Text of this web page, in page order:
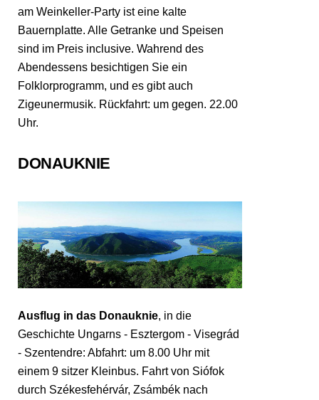
am Weinkeller-Party ist eine kalte
Bauernplatte. Alle Getranke und Speisen
sind im Preis inclusive. Wahrend des
Abendessens besichtigen Sie ein
Folklorprogramm, und es gibt auch
Zigeunermusik. Rückfahrt: um gegen. 22.00
Uhr.
DONAUKNIE
Ausflug in das Donauknie, in die
Geschichte Ungarns - Esztergom - Visegrád
- Szentendre: Abfahrt: um 8.00 Uhr mit
einem 9 sitzer Kleinbus. Fahrt von Siófok
durch Székesfehérvár, Zsámbék nach